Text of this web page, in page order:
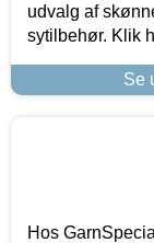
udvalg af
sytilbehør. Klik
Se
Hos